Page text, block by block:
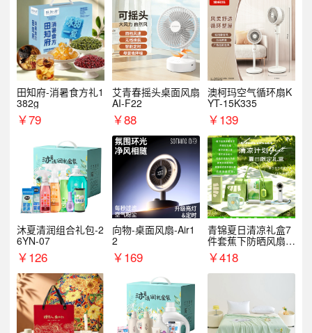
田知府-消暑食方礼1
382g
￥79
艾青春摇头桌面风扇
AI-F22
￥88
澳柯玛空气循环扇K
YT-15K335
￥139
沐夏清润组合礼包-2
6YN-07
￥126
向物-桌面风扇-Air1
2
￥169
青锦夏日清凉礼盒7
件套蕉下防晒风扇员
工福利端午伴手礼企
业定制
￥418